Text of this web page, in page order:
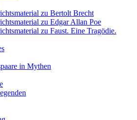
zu Bertolt Brecht
zu Edgar Allan Poe
zu Faust. Eine Tragödie.
in Mythen